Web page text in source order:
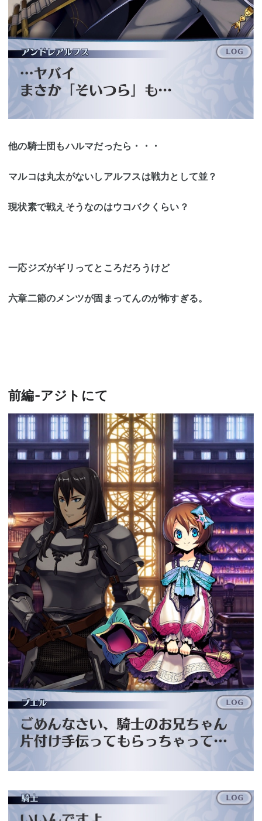
他の騎士団もハルマだったら・・・
マルコは丸太がないしアルフスは戦力として並？
現状素で戦えそうなのはウコバクくらい？
一応ジズがギリってところだろうけど
六章二節のメンツが固まってんのが怖すぎる。
前編-アジトにて